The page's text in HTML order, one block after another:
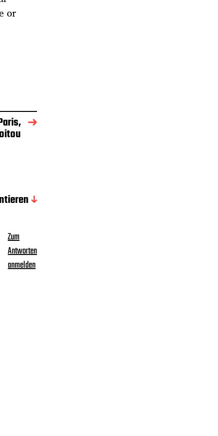
or
Zum
Antworten
anmelden